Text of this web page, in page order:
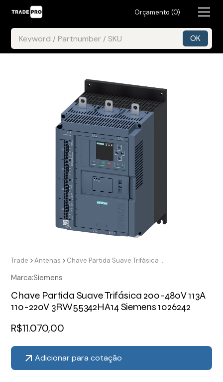
Orçamento (0)
Trade Antenas Chave Partida Suave Trifásica 200-480V 113A 110-220V 3RW55342HA14 Siemens 1026242
Marca:Siemens
Chave Partida Suave Trifásica 200-480V 113A
110-220V 3RW55342HA14 Siemens 1026242
R$11.070,00
Adicionar para cotação